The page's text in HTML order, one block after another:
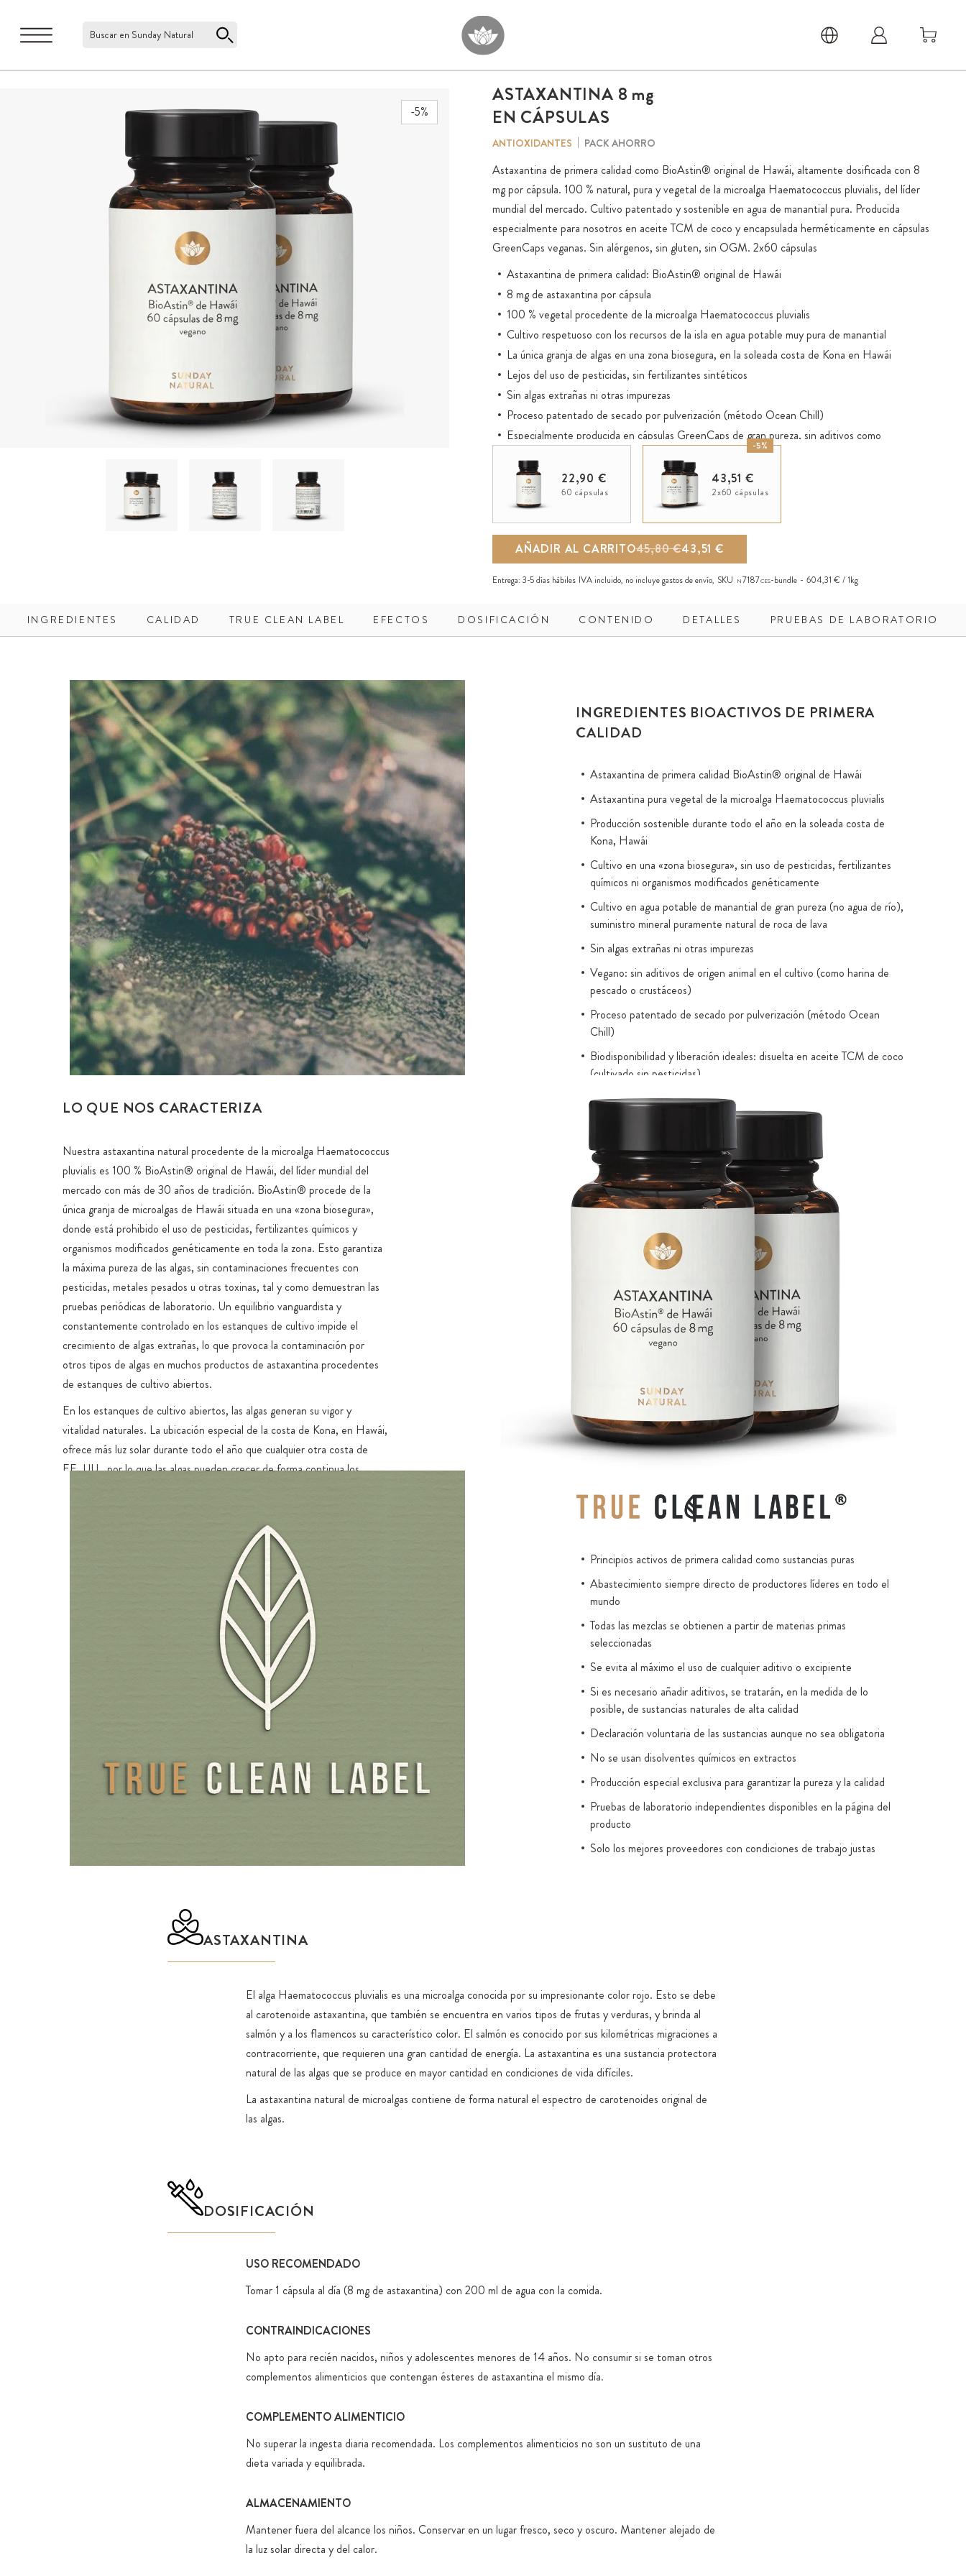
Buscar en Sunday Natural
-5%
ASTAXANTINA 8 mg
EN CÁPSULAS
ANTIOXIDANTES PACK AHORRO
Astaxantina de primera calidad como BioAstin® original de Hawái, altamente dosificada con 8
mg por cápsula. 100 % natural, pura y vegetal de la microalga Haematococcus pluvialis, del líder
mundial del mercado. Cultivo patentado y sostenible en agua de manantial pura. Producida
especialmente para nosotros en aceite TCM de coco y encapsulada herméticamente en cápsulas
GreenCaps veganas. Sin alérgenos, sin gluten, sin OGM. 2x60 cápsulas
Astaxantina de primera calidad: BioAstin® original de Hawái
8 mg de astaxantina por cápsula
100 % vegetal procedente de la microalga Haematococcus pluvialis
Cultivo respetuoso con los recursos de la isla en agua potable muy pura de manantial
La única granja de algas en una zona biosegura, en la soleada costa de Kona en Hawái
Lejos del uso de pesticidas, sin fertilizantes sintéticos
Sin algas extrañas ni otras impurezas
Proceso patentado de secado por pulverización (método Ocean Chill)
Especialmente producida en cápsulas GreenCaps de gran pureza, sin aditivos como
22,90 €
60 cápsulas
-5%
43,51 €
2x60 cápsulas
AÑADIR AL CARRITO 43,51 €
45,80 €
Entrega: 3-5 días hábiles IVA incluido, no incluyegastos de envío, SKU N7187CES-bundle 604,31 € / 1kg
INGREDIENTES CALIDAD TRUE CLEAN LABEL EFECTOS DOSIFICACIÓN CONTENIDO DETALLES PRUEBAS DE LABORATORIO
INGREDIENTES BIOACTIVOS DE PRIMERA
CALIDAD
Astaxantina de primera calidad BioAstin® original de Hawái
Astaxantina pura vegetal de la microalga Haematococcus pluvialis
Producción sostenible durante todo el año en la soleada costa de
Kona, Hawái
Cultivo en una «zona biosegura», sin uso de pesticidas, fertilizantes
químicos ni organismos modificados genéticamente
Cultivo en agua potable de manantial de gran pureza (no agua de río),
suministro mineral puramente natural de roca de lava
Sin algas extrañas ni otras impurezas
Vegano: sin aditivos de origen animal en el cultivo (como harina de
pescado o crustáceos)
Proceso patentado de secado por pulverización (método Ocean
Chill)
Biodisponibilidad y liberación ideales: disuelta en aceite TCM de coco
(cultivado sin pesticidas)
LO QUE NOS CARACTERIZA
Nuestra astaxantina natural procedente de la microalga Haematococcus
pluvialis es 100 % BioAstin® original de Hawái, del líder mundial del
mercado con más de 30 años de tradición. BioAstin® procede de la
única granja de microalgas de Hawái situada en una «zona biosegura»,
donde está prohibido el uso de pesticidas, fertilizantes químicos y
organismos modificados genéticamente en toda la zona. Esto garantiza
la máxima pureza de las algas, sin contaminaciones frecuentes con
pesticidas, metales pesados u otras toxinas, tal y como demuestran las
pruebas periódicas de laboratorio. Un equilibrio vanguardista y
constantemente controlado en los estanques de cultivo impide el
crecimiento de algas extrañas, lo que provoca la contaminación por
otros tipos de algas en muchos productos de astaxantina procedentes
de estanques de cultivo abiertos.
En los estanques de cultivo abiertos, las algas generan su vigor y
vitalidad naturales. La ubicación especial de la costa de Kona, en Hawái,
ofrece más luz solar durante todo el año que cualquier otra costa de
EE. UU., por lo que las algas pueden crecer de forma continua los
conservar los recursos y no causa erosión del terreno. La roca de lava
natural y el agua ultrapura de las profundidades marinas del Pacífico
garantizan un rico suministro de minerales y oligoelementos sin utilizar
fertilizantes artificiales. La producción es vegana, sin el uso de harina de
A diferencia de la astaxantina completamente sintética, que se sintetiza
a partir de productos químicos derivados del petróleo o de levadura y se
utiliza, por ejemplo, en la cría del salmón para conseguir ese llamativo
color rojo del pescado, nuestra astaxantina BioAstin® es de origen
totalmente natural. A diferencia de la astaxantina aislada y producida
sintéticamente, nuestra astaxantina natural está integrada en un
BioAstin® es extracto de Haematococcus, que contiene astaxantina,
con aceite de cártamo como aceite portador natural, que presenta un
La astaxantina es liposoluble y presenta la mejor biodisponibilidad en la
en polvo, sino astaxantina líquida disuelta en aceite de coco TCM puro
de alta calidad. Por tanto, nuestras cápsulas proporcionan una
biodisponibilidad significativamente mayor que la astaxantina en polvo.
se utilizan monos para cosechar los cocos.
Nuestras GreenCaps herméticas y selladas proporcionan la mejor
protección posible contra la oxidación de las materias primas
seleccionadas a base de aceite. Las cápsulas se llenan con gas de
nitrógeno y se cierran herméticamente con un anillo de sellado adicional.
De esta manera, se garantiza una frescura y conservación óptimas de los
valiosos ingredientes. A diferencia de la mayoría de las cápsulas de
HPMC, las GreenCaps de HPMC (hidroxipropilmetilcelulosa) no
Principios activos de primera calidad como sustancias puras
Abastecimiento siempre directo de productores líderes en todo el
mundo
Todas las mezclas se obtienen a partir de materias primas
seleccionadas
Se evita al máximo el uso de cualquier aditivo o excipiente
Si es necesario añadir aditivos, se tratarán, en la medida de lo
posible, de sustancias naturales de alta calidad
Declaración voluntaria de las sustancias aunque no sea obligatoria
No se usan disolventes químicos en extractos
Producción especial exclusiva para garantizar la pureza y la calidad
Pruebas de laboratorio independientes disponibles en la página del
producto
Solo los mejores proveedores con condiciones de trabajo justas
Almacenamiento en recipientes especiales sin sustancias nocivas
Envío en cajas de cartón sin aceites minerales
Garantizamos que todos los productos son 100 % sin estearato de
magnesio, nanopartículas (sin excepciones legales), dióxido de
titanio, transgénicos, colorantes y aromatizantes
En la medida de lo posible, evitamos añadir azúcares y edulcorantes
ASTAXANTINA
El alga Haematococcus pluvialis es una microalga conocida por su impresionante color rojo. Esto se debe
al carotenoide astaxantina, que también se encuentra en varios tipos de frutas y verduras, y brinda al
salmón y a los flamencos su característico color. El salmón es conocido por sus kilométricas migraciones a
contracorriente, que requieren una gran cantidad de energía. La astaxantina es una sustancia protectora
natural de las algas que se produce en mayor cantidad en condiciones de vida difíciles.
La astaxantina natural de microalgas contiene de forma natural el espectro de carotenoides original de
las algas.
DOSIFICACIÓN
USO RECOMENDADO
Tomar 1 cápsula al día (8 mg de astaxantina) con 200 ml de agua con la comida.
CONTRAINDICACIONES
No apto para recién nacidos, niños y adolescentes menores de 14 años. No consumir si se toman otros
complementos alimenticios que contengan ésteres de astaxantina el mismo día.
COMPLEMENTO ALIMENTICIO
No superar la ingesta diaria recomendada. Los complementos alimenticios no son un sustituto de una
dieta variada y equilibrada.
ALMACENAMIENTO
Mantener fuera del alcance los niños. Conservar en un lugar fresco, seco y oscuro. Mantener alejado de
la luz solar directa y del calor.